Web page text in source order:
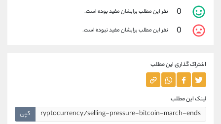
0 نفر این مطلب برایشان مفید بوده است.
0 نفر این مطلب برایشان مفید نبوده است.
اشتراک گذاری این مطلب
لینک این مطلب
کپی